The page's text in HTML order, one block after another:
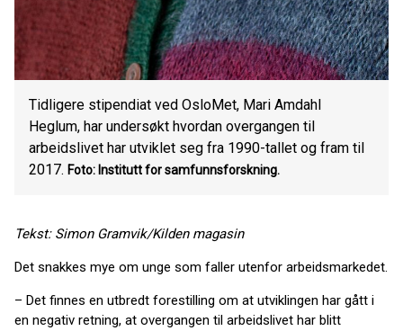
Tidligere stipendiat ved OsloMet, Mari Amdahl
Heglum, har undersøkt hvordan overgangen til
arbeidslivet har utviklet seg fra 1990-tallet og fram til
2017. Foto: Institutt for samfunnsforskning.
Tekst: Simon Gramvik/Kilden magasin
Det snakkes mye om unge som faller utenfor arbeidsmarkedet.
– Det finnes en utbredt forestilling om at utviklingen har gått i
en negativ retning, at overgangen til arbeidslivet har blitt